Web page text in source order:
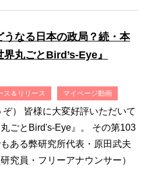
なる日本の政局？続・本
丸ごとBird’s-Eye』
ス＆リリース マイページ動画
） 皆様に大変好評いただいて
ごとBird's-Eye』。 その第103
ある弊研究所代表・原田武夫
究員・フリーアナウンサー）